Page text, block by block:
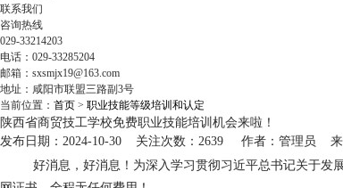
联系我们
咨询热线
029-33214203
电话：029-33285204
邮箱：sxsmjx19@163.com
地址：咸阳市联盟三路副3号
当前位置： 首页 > 职业技能等级培训和认定
陕西省商贸技工学校免费职业技能培训机会来啦！
发布日期：2024-10-30 关注次数：2639 作者：管理员 来
好消息，好消息！为深入学习贯彻习近平总书记关于发